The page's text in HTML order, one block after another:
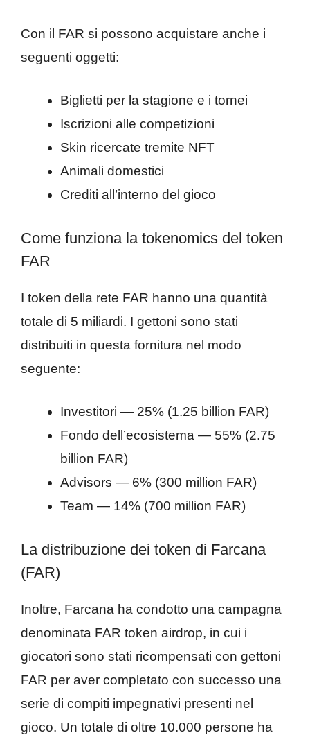
Con il FAR si possono acquistare anche i
seguenti oggetti:
Biglietti per la stagione e i tornei
Iscrizioni alle competizioni
Skin ricercate tremite NFT
Animali domestici
Crediti all’interno del gioco
Come funziona la tokenomics del token
FAR
I token della rete FAR hanno una quantità
totale di 5 miliardi. I gettoni sono stati
distribuiti in questa fornitura nel modo
seguente:
Investitori — 25% (1.25 billion FAR)
Fondo dell’ecosistema — 55% (2.75
billion FAR)
Advisors — 6% (300 million FAR)
Team — 14% (700 million FAR)
La distribuzione dei token di Farcana
(FAR)
Inoltre, Farcana ha condotto una campagna
denominata FAR token airdrop, in cui i
giocatori sono stati ricompensati con gettoni
FAR per aver completato con successo una
serie di compiti impegnativi presenti nel
gioco. Un totale di oltre 10.000 persone ha